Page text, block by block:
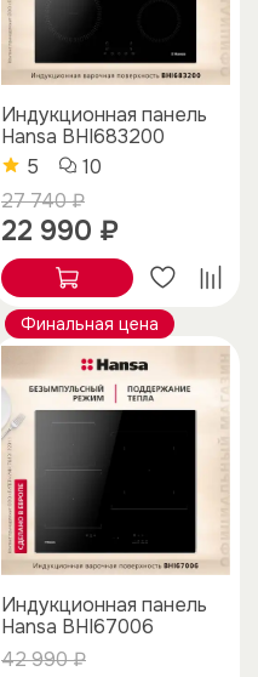
Индукционная панель
Hansa BHI683200
5
10
27 740 ₽
22 990 ₽
Финальная цена
Индукционная панель
Hansa BHI67006
42 990 ₽